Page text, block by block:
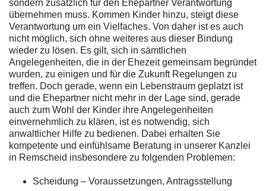
sondern zusätzlich für den Ehepartner Verantwortung
übernehmen muss. Kommen Kinder hinzu, steigt diese
Verantwortung um ein Vielfaches. Von daher ist es auch
nicht möglich, sich ohne weiteres aus dieser Bindung
wieder zu lösen. Es gilt, sich in sämtlichen
Angelegenheiten, die in der Ehezeit gemeinsam begründet
wurden, zu einigen und für die Zukunft Regelungen zu
treffen. Doch gerade, wenn ein Lebenstraum geplatzt ist
und die Ehepartner nicht mehr in der Lage sind, gerade
auch zum Wohl der Kinder ihre Angelegenheiten
einvernehmlich zu klären, ist es notwendig, sich
anwaltlicher Hilfe zu bedienen. Dabei erhalten Sie
kompetente und einfühlsame Beratung in unserer Kanzlei
in Remscheid insbesondere zu folgenden Problemen:
Scheidung – Voraussetzungen, Antragsstellung